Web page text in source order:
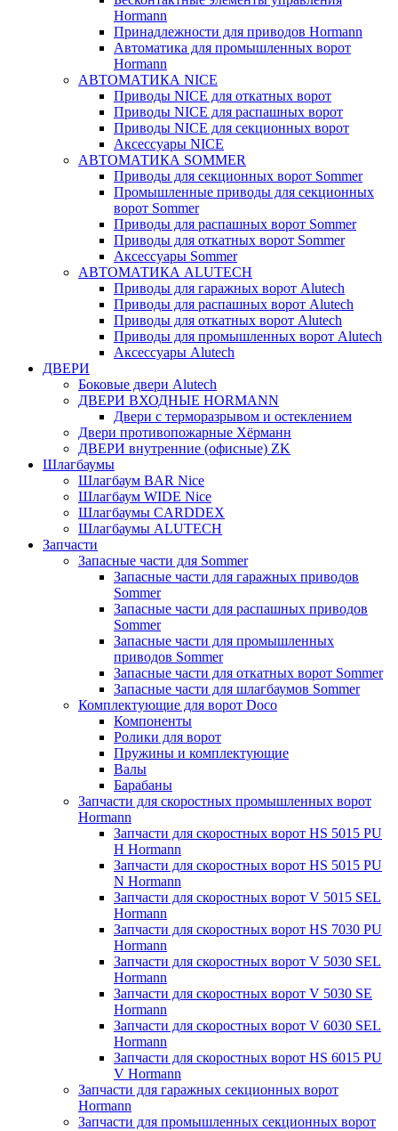
Hormann
Принадлежности для приводов Hormann
Автоматика для промышленных ворот
Hormann
АВТОМАТИКА NICE
Приводы NICE для откатных ворот
Приводы NICE для распашных ворот
Приводы NICE для секционных ворот
Аксессуары NICE
АВТОМАТИКА SOMMER
Приводы для секционных ворот Sommer
Промышленные приводы для секционных
ворот Sommer
Приводы для распашных ворот Sommer
Приводы для откатных ворот Sommer
Аксессуары Sommer
АВТОМАТИКА ALUTECH
Приводы для гаражных ворот Alutech
Приводы для распашных ворот Alutech
Приводы для откатных ворот Alutech
Приводы для промышленных ворот Alutech
Аксессуары Alutech
ДВЕРИ
Боковые двери Alutech
ДВЕРИ ВХОДНЫЕ HORMANN
Двери с терморазрывом и остеклением
Двери противопожарные Хёрманн
ДВЕРИ внутренние (офисные) ZK
Шлагбаумы
Шлагбаум BAR Nice
Шлагбаум WIDE Nice
Шлагбаумы CARDDEX
Шлагбаумы ALUTECH
Запчасти
Запасные части для Sommer
Запасные части для гаражных приводов
Sommer
Запасные части для распашных приводов
Sommer
Запасные части для промышленных
приводов Sommer
Запасные части для откатных ворот Sommer
Запасные части для шлагбаумов Sommer
Комплектующие для ворот Doco
Компоненты
Ролики для ворот
Пружины и комплектующие
Валы
Барабаны
Запчасти для скоростных промышленных ворот
Hormann
Запчасти для скоростных ворот HS 5015 PU
H Hormann
Запчасти для скоростных ворот HS 5015 PU
N Hormann
Запчасти для скоростных ворот V 5015 SEL
Hormann
Запчасти для скоростных ворот HS 7030 PU
Hormann
Запчасти для скоростных ворот V 5030 SEL
Hormann
Запчасти для скоростных ворот V 5030 SE
Hormann
Запчасти для скоростных ворот V 6030 SEL
Hormann
Запчасти для скоростных ворот HS 6015 PU
V Hormann
Запчасти для гаражных секционных ворот
Hormann
Запчасти для промышленных секционных ворот